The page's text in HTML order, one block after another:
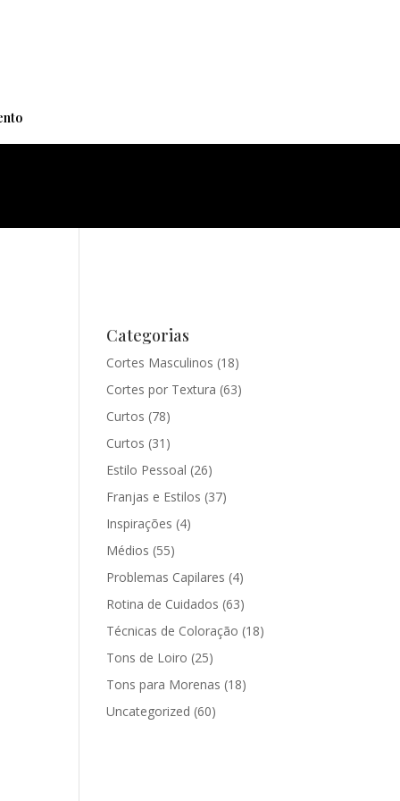
Categorias
Cortes Masculinos (18)
Cortes por Textura (63)
Curtos (78)
Curtos (31)
Estilo Pessoal (26)
Franjas e Estilos (37)
Inspirações (4)
Médios (55)
Problemas Capilares (4)
Rotina de Cuidados (63)
Técnicas de Coloração (18)
Tons de Loiro (25)
Tons para Morenas (18)
Uncategorized (60)